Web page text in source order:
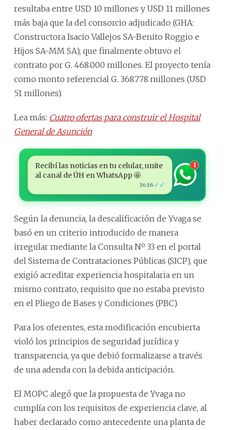
resultaba entre USD 10 millones y USD 11 millones
más baja que la del consorcio adjudicado (GHA:
Constructora Isacio Vallejos SA-Benito Roggio e
Hijos SA-MM SA), que finalmente obtuvo el
contrato por G. 468.000 millones. El proyecto tenía
como monto referencial G. 368.778 millones (USD
51 millones).
Lea más: Cuatro ofertas para construir el Hospital
General de Asunción
Recibí las noticias en tu celular, unite
al canal de ÚH en WhatsApp 🤩
16:16 ✓✓
1
Según la denuncia, la descalificación de Yvaga se
basó en un criterio introducido de manera
irregular mediante la Consulta Nº 33 en el portal
del Sistema de Contrataciones Públicas (SICP), que
exigió acreditar experiencia hospitalaria en un
mismo contrato, requisito que no estaba previsto
en el Pliego de Bases y Condiciones (PBC).
Para los oferentes, esta modificación encubierta
violó los principios de seguridad jurídica y
transparencia, ya que debió formalizarse a través
de una adenda con la debida anticipación.
El MOPC alegó que la propuesta de Yvaga no
cumplía con los requisitos de experiencia clave, al
haber declarado como antecedente una planta de